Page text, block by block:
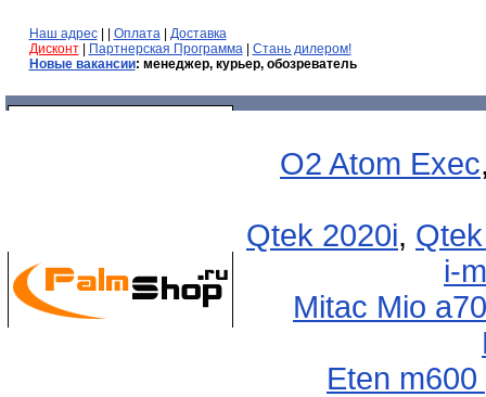
Наш адрес| | Оплата| Доставка
Дисконт| Партнерская Программа| Стань дилером!
Новые вакансии: менеджер, курьер, обозреватель
O2 Atom Exec
Qtek 2020i,
i-
Mitac Mio
Eten m600